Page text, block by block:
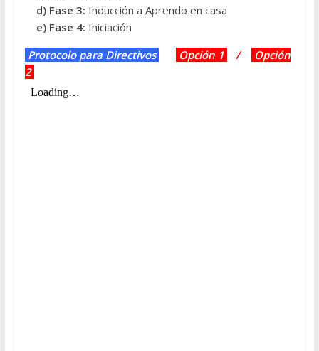
d) Fase 3: Inducción a Aprendo en casa
e) Fase 4: Iniciación
Protocolo para Directivos
Opción 1 /
Opción
2